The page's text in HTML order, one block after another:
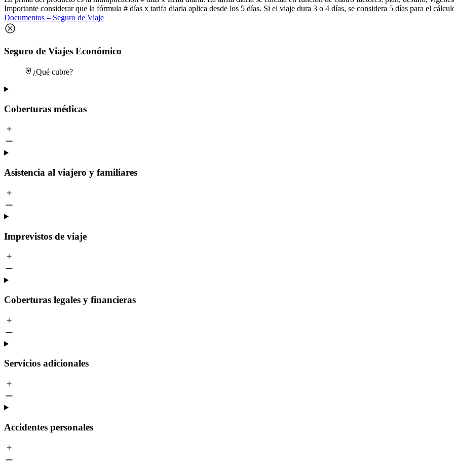
Importante considerar que la fórmula # días x tarifa diaria aplica desde los 5 días. Si el viaje dura 3 o 4 días, se considera 5 días para el
Documentos – Seguro de Viaje
Seguro de Viajes Económico
¿Qué cubre?
Coberturas médicas
Asistencia al viajero y familiares
Imprevistos de viaje
Coberturas legales y financieras
Servicios adicionales
Accidentes personales